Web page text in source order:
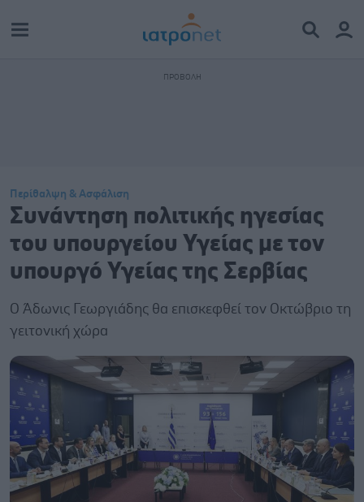
Περίθαλψη & Ασφάλιση
Συνάντηση πολιτικής ηγεσίας
του υπουργείου Υγείας με τον
υπουργό Υγείας της Σερβίας
Ο Άδωνις Γεωργιάδης θα επισκεφθεί τον Οκτώβριο τη
γειτονική χώρα